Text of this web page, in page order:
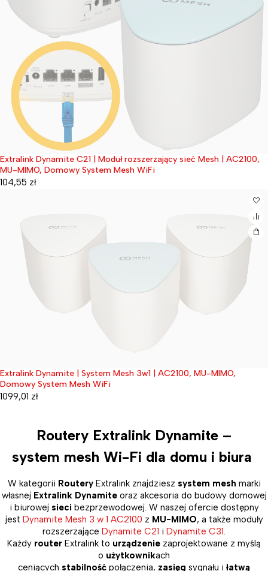
Wyprzedane
Extralink Dynamite C21 | Moduł rozszerzający sieć Mesh | AC2100,
MU-MIMO, Domowy System Mesh WiFi
104,55 zł
Wyprzedane
Extralink Dynamite | System Mesh 3w1 | AC2100, MU-MIMO,
Domowy System Mesh WiFi
1099,01 zł
Routery Extralink Dynamite –
system mesh Wi-Fi dla domu i biura
W kategorii RouteryExtralink znajdziesz system mesh marki
własnej Extralink Dynamiteoraz akcesoria do budowy domowej
i biurowej sieci bezprzewodowej. W naszej ofercie dostępny
jest Dynamite Mesh 3 w 1 AC2100 z MU-MIMO, a także moduły
rozszerzające Dynamite C21 i Dynamite C31.
Każdy router Extralink to urządzenie zaprojektowane z myślą
o użytkownikach
ceniących stabilność połączenia, zasięg sygnału i łatwą